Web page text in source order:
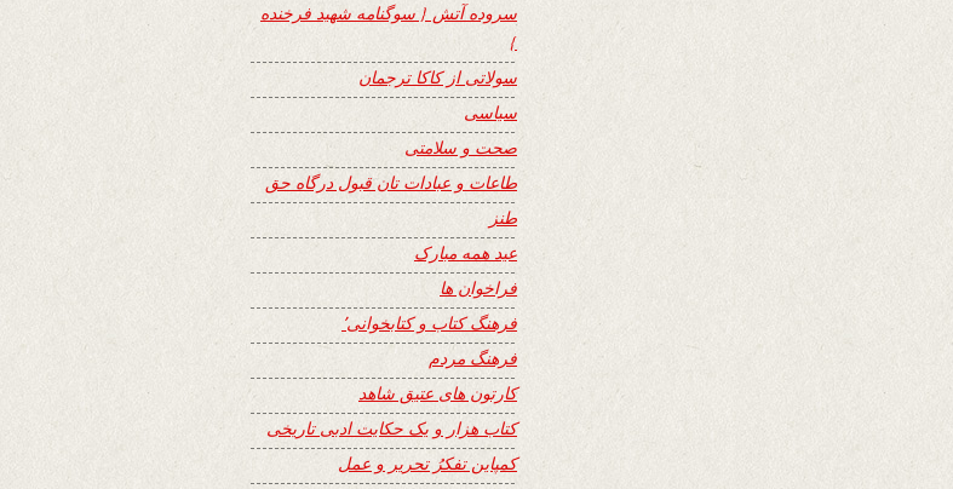
سروده آتش { سوگنامه شهید فرخنده
}
سولاتی از کاکا ترجمان
سیاسی
صحت و سلامتی
طاعات و عبادات تان قبول درگاه حق
طنز
عید همه مبارک
فراخوان ها
فرهنگ کتاب و کتابخوانی٬
فرهنگ مردم
کارتون های عتیق شاهد
کتاب هزار و یک حکایت ادبی تاریخی
کمپاین تفکرُ تحریر و عمل